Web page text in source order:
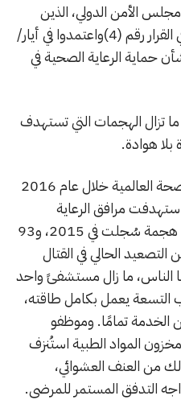
الأمن الدولي، الذين
كرروا التزامهم المنصوص عليه في القرار رقم (4)واعتمدوا في أيار/
2016 القرار رقم 2286 بشأن حماية الرعاية الصحية في
تزال الهجمات التي تستهدف
هوادة.
ففي سورية: سجلت منظمة الصحة العالمية خلال عام 2016
من 120 هجمة استهدفت مرافق الرعاية
الصحية. هذا بالإضافة إلى 135 هجمة سُجلت في 2015، و93
من التصعيد الحالي في القتال
الناس، ما زال مستشفىً واحد
يعمل بكامل طاقته،
الخدمة تمامًا. وموظفو
المواد الطبية استُنزف
من العنف العشوائي،
التدفق المستمر للمرضى.